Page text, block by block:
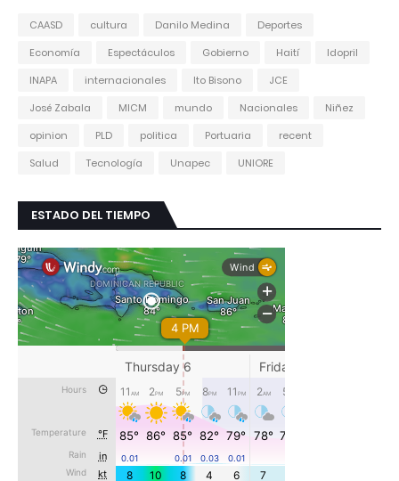
CAASD cultura Danilo Medina
Deportes
Economía
Espectáculos Gobierno Haití
Idopril
INAPA
internacionales Ito Bisono
JCE
José Zabala
MICM mundo Nacionales
Niñez
opinion
PLD politica Portuaria
recent
Salud
Tecnología Unapec UNIORE
ESTADO DEL TIEMPO